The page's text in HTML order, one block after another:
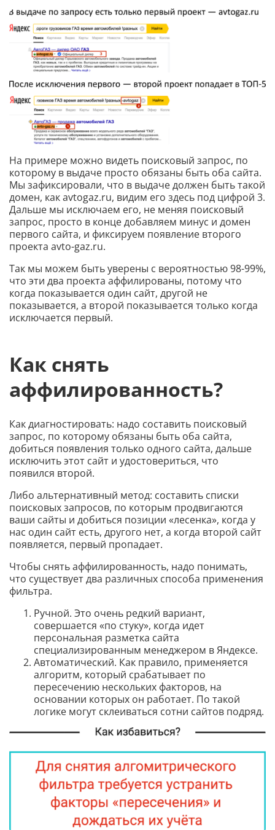
На примере можно видеть поисковый запрос, по
которому в выдаче просто обязаны быть оба сайта.
Мы зафиксировали, что в выдаче должен быть такой
домен, как avtogaz.ru, видим его здесь под цифрой 3.
Дальше мы исключаем его, не меняя поисковый
запрос, просто в конце добавляем минус и домен
первого сайта, и фиксируем появление второго
проекта avto-gaz.ru.
Так мы можем быть уверены с вероятностью 98-99%,
что эти два проекта аффилированы, потому что
когда показывается один сайт, другой не
показывается, а второй показывается только когда
исключается первый.
Как снять
аффилированность?
Как диагностировать: надо составить поисковый
запрос, по которому обязаны быть оба сайта,
добиться появления только одного сайта, дальше
исключить этот сайт и удостовериться, что
появился второй.
Либо альтернативный метод: составить списки
поисковых запросов, по которым продвигаются
ваши сайты и добиться позиции «лесенка», когда у
нас один сайт есть, другого нет, а когда второй сайт
появляется, первый пропадает.
Чтобы снять аффилированность, надо понимать,
что существует два различных способа применения
фильтра.
Ручной. Это очень редкий вариант,
совершается «по стуку», когда идет
персональная разметка сайта
специализированным менеджером в Яндексе.
Автоматический. Как правило, применяется
алгоритм, который срабатывает по
пересечению нескольких факторов, на
основании которых он работает. По такой
логике могут склеиваться сотни сайтов подряд.